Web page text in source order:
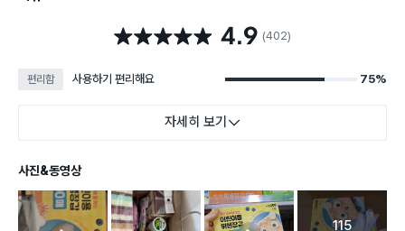
별점 4.9점 4.9 (402)
편리함 사용하기 편리해요 75%
자세히 보기
사진&동영상
115